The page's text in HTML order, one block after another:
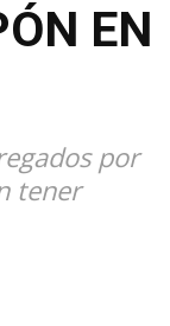
EN
por
tener